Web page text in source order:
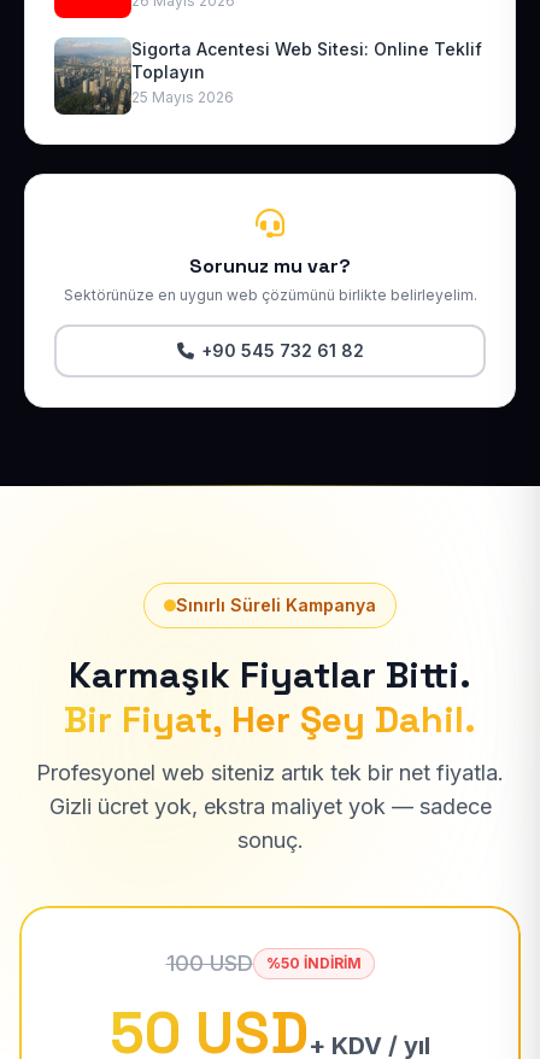
Sigorta Acentesi Web Sitesi: Online Teklif
Toplayın
25 Mayıs 2026
Sorunuz mu var?
Sektörünüze en uygun web çözümünü birlikte belirleyelim.
+90 545 732 61 82
Sınırlı Süreli Kampanya
Karmaşık Fiyatlar Bitti.
Bir Fiyat, Her Şey Dahil.
Profesyonel web siteniz artık tek bir net fiyatla.
Gizli ücret yok, ekstra maliyet yok — sadece
sonuç.
100 USD %50 İNDİRİM
50 USD+ KDV / yıl